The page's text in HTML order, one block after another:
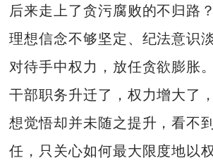
后来走上了贪污腐败的不归路
理想信念不够坚定、纪法意识
对待手中权力，放任贪欲膨胀
干部职务升迁了，权力增大了
想觉悟却并未随之提升，看不
任，只关心如何最大限度地以